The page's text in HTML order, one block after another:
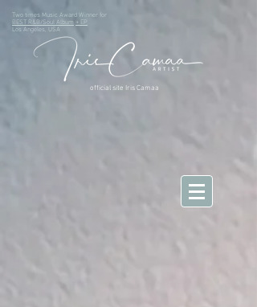
official site Iris Camaa
Two times Music Award Winner for
BEST R&B/Soul Album + EP
Los Angeles, USA